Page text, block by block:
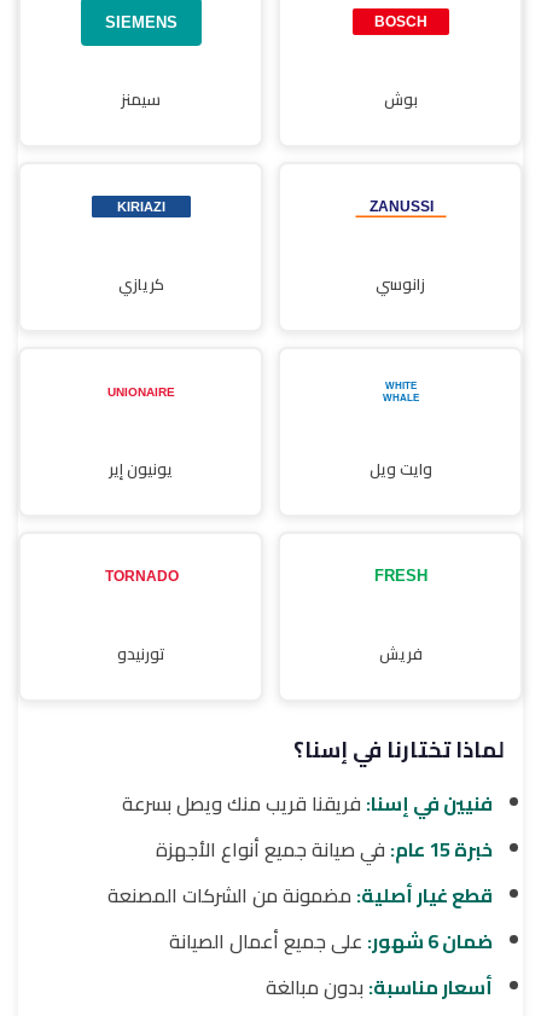
بوش سيمنز
زانوسي كريازي
وايت ويل يونيون إير
فريش تورنيدو
لماذا تختارنا في إسنا؟
فنيين في إسنا: فريقنا قريب منك ويصل بسرعة
خبرة 15 عام:
في صيانة جميع أنواع الأجهزة
قطع غيار أصلية: مضمونة من الشركات المصنعة
ضمان 6 شهور:
على جميع أعمال الصيانة
أسعار مناسبة: بدون مبالغة